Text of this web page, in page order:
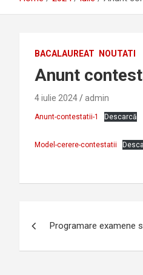
BACALAUREAT NOUTATI
Anunt
4 iulie 2024 admin
Anunt-contestatii-1 Descarcă
Model-cerere-contestatii
Programare examene